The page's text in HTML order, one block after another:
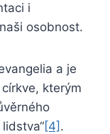
i
osobnost.
a je
kterým
[4] .